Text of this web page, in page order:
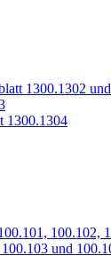
1300.1302
1300.1304
100.102,
und